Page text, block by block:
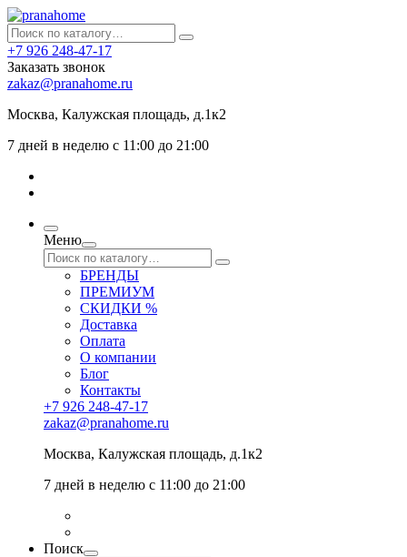
+7 926 248-47-17
Заказать звонок
zakaz@pranahome.ru
Москва, Калужская площадь, д.1к2
7 дней в неделю с 11:00 до 21:00
Меню
БРЕНДЫ
ПРЕМИУМ
СКИДКИ %
Доставка
Оплата
О компании
Блог
Контакты
+7 926 248-47-17
zakaz@pranahome.ru
Москва, Калужская площадь, д.1к2
7 дней в неделю с 11:00 до 21:00
Поиск